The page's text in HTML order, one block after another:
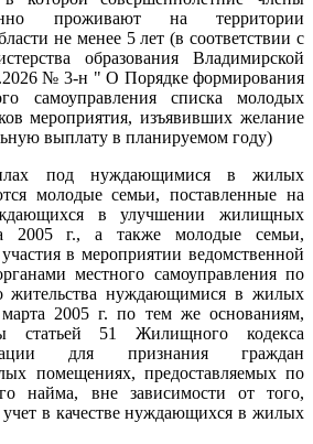
проживают на территории
не менее 5 лет (в соответствии с
образования Владимирской
№ 3-н " О Порядке формирования
самоуправления списка молодых
мероприятия, изъявивших желание
выплату в планируемом году)
под нуждающимися в жилых
молодые семьи, поставленные на
в улучшении жилищных
2005 г., а также молодые семьи,
в мероприятии ведомственной
местного самоуправления по
жительства нуждающимися в жилых
2005 г. по тем же основаниям,
статьей 51 Жилищного кодекса
для признания граждан
помещениях, предоставляемых по
найма, вне зависимости от того,
в качестве нуждающихся в жилых